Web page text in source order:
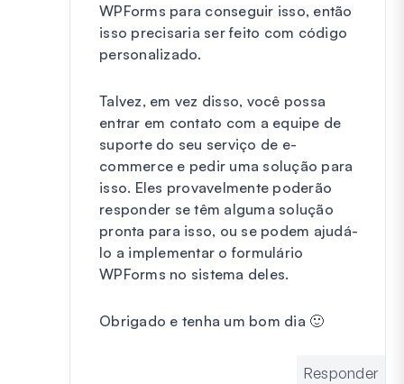
WPForms para conseguir isso, então
isso precisaria ser feito com código
personalizado.
Talvez, em vez disso, você possa
entrar em contato com a equipe de
suporte do seu serviço de e-
commerce e pedir uma solução para
isso. Eles provavelmente poderão
responder se têm alguma solução
pronta para isso, ou se podem ajudá-
lo a implementar o formulário
WPForms no sistema deles.
Obrigado e tenha um bom dia 🙂
Responder